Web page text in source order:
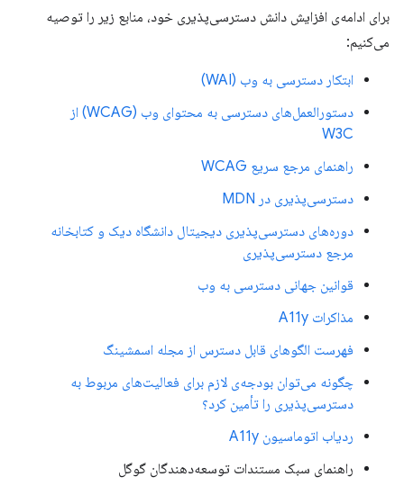
برای ادامه‌ی افزایش دانش دسترسی‌پذیری خود، منابع زیر را توصیه
می‌کنیم:
ابتکار دسترسی به وب (WAI)
دستورالعمل‌های دسترسی به محتوای وب (WCAG) از
W3C
راهنمای مرجع سریع WCAG
دسترسی‌پذیری در MDN
دوره‌های دسترسی‌پذیری دیجیتال دانشگاه دیک و کتابخانه
مرجع دسترسی‌پذیری
قوانین جهانی دسترسی به وب
مذاکرات A11y
فهرست الگوهای قابل دسترس از مجله اسمشینگ
چگونه می‌توان بودجه‌ی لازم برای فعالیت‌های مربوط به
دسترسی‌پذیری را تأمین کرد؟
ردیاب اتوماسیون A11y
راهنمای سبک مستندات توسعه‌دهندگان گوگل